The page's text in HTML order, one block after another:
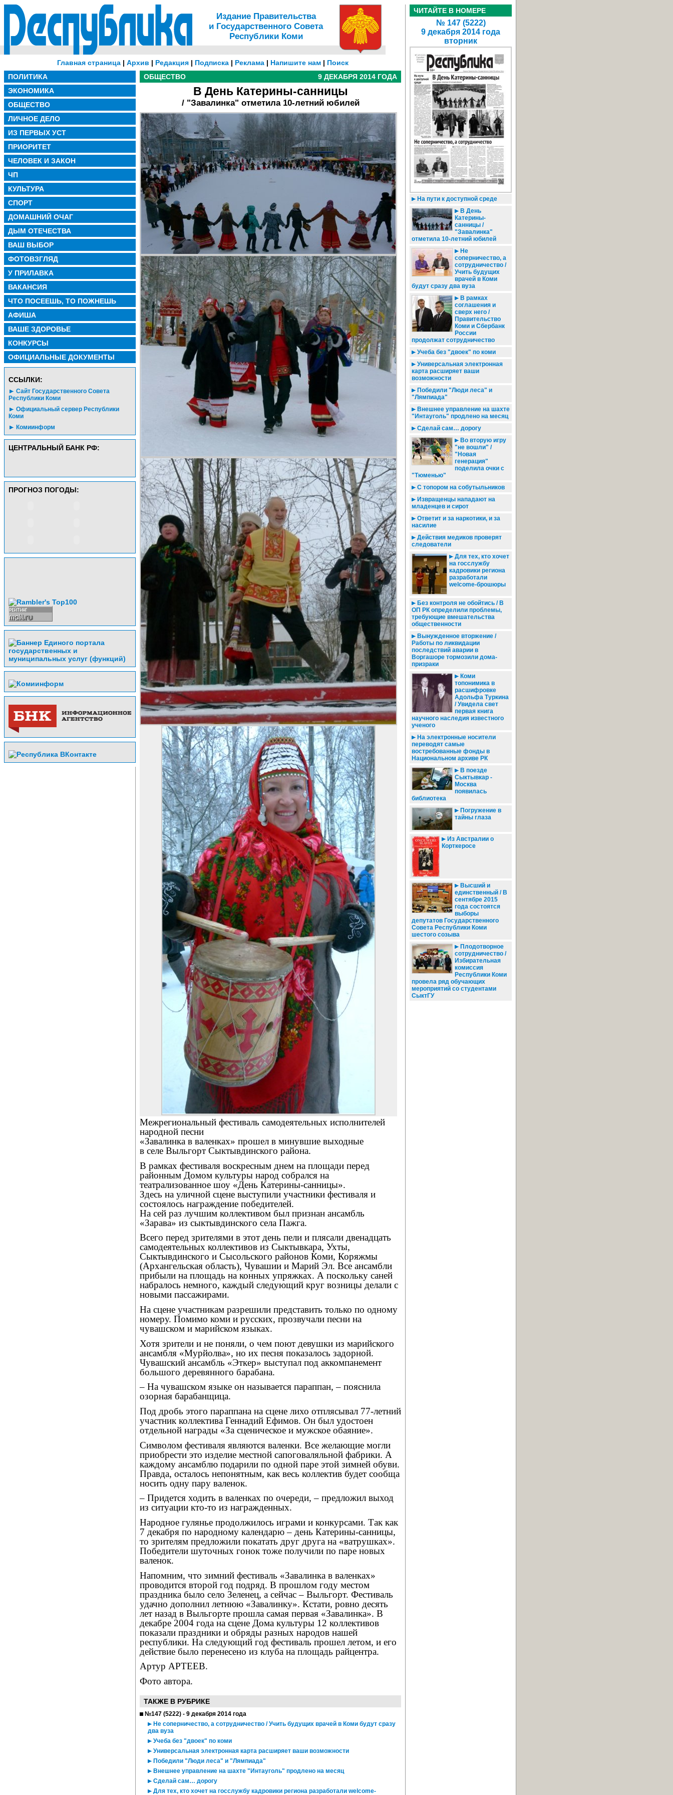
Издание Правительства
и Государственного Совета
Республики Коми
Главная страница| Архив | Редакция| Подписка| Реклама| Напишите нам| Поиск
ПОЛИТИКА
ЭКОНОМИКА
ОБЩЕСТВО
ЛИЧНОЕ ДЕЛО
ИЗ ПЕРВЫХ УСТ
ПРИОРИТЕТ
ЧЕЛОВЕК И ЗАКОН
ЧП
КУЛЬТУРА
СПОРТ
ДОМАШНИЙ ОЧАГ
ДЫМ ОТЕЧЕСТВА
ВАШ ВЫБОР
ФОТОВЗГЛЯД
У ПРИЛАВКА
ВАКАНСИЯ
ЧТО ПОСЕЕШЬ, ТО ПОЖНЕШЬ
АФИША
ВАШЕ ЗДОРОВЬЕ
КОНКУРСЫ
ОФИЦИАЛЬНЫЕ ДОКУМЕНТЫ
CСЫЛКИ:
Сайт Государственного Совета
Республики Коми
Официальный сервер Республики
Коми
Комиинформ
ЦЕНТРАЛЬНЫЙ БАНК РФ:
ПРОГНОЗ ПОГОДЫ:
ОБЩЕСТВО 9 ДЕКАБРЯ 2014 ГОДА
В День Катерины-санницы
/ "Завалинка" отметила 10-летний юбилей
Межрегиональный фестиваль самодеятельных исполнителей
народной песни
«Завалинка в валенках» прошел в минувшие выходные
в селе Выльгорт Сыктывдинского района.
В рамках фестиваля воскресным днем на площади перед
районным Домом культуры народ собрался на
театрализованное шоу «День Катерины-санницы».
Здесь на уличной сцене выступили участники фестиваля и
состоялось награждение победителей.
На сей раз лучшим коллективом был признан ансамбль
«Зарава» из сыктывдинского села Пажга.
Всего перед зрителями в этот день пели и плясали двенадцать
самодеятельных коллективов из Сыктывкара, Ухты,
Сыктывдинского и Сысольского районов Коми, Коряжмы
(Архангельская область), Чувашии и Марий Эл. Все ансамбли
прибыли на площадь на конных упряжках. А поскольку саней
набралось немного, каждый следующий круг возницы делали с
новыми пассажирами.
На сцене участникам разрешили представить только по одному
номеру. Помимо коми и русских, прозвучали песни на
чувашском и марийском языках.
Хотя зрители и не поняли, о чем поют девушки из марийского
ансамбля «Мурйолва», но их песня показалось задорной.
Чувашский ансамбль «Эткер» выступал под аккомпанемент
большого деревянного барабана.
– На чувашском языке он называется параппан, – пояснила
озорная барабанщица.
Под дробь этого параппана на сцене лихо отплясывал 77-летний
участник коллектива Геннадий Ефимов. Он был удостоен
отдельной награды «За сценическое и мужское обаяние».
Символом фестиваля являются валенки. Все желающие могли
приобрести это изделие местной сапоговаляльной фабрики. А
каждому ансамблю подарили по одной паре этой зимней обуви.
Правда, осталось непонятным, как весь коллектив будет сообща
носить одну пару валенок.
– Придется ходить в валенках по очереди, – предложил выход
из ситуации кто-то из награжденных.
Народное гулянье продолжилось играми и конкурсами. Так как
7 декабря по народному календарю – день Катерины-санницы,
то зрителям предложили покатать друг друга на «ватрушках».
Победители шуточных гонок тоже получили по паре новых
валенок.
Напомним, что зимний фестиваль «Завалинка в валенках»
проводится второй год подряд. В прошлом году местом
праздника было село Зеленец, а сейчас – Выльгорт. Фестиваль
удачно дополнил летнюю «Завалинку». Кстати, ровно десять
лет назад в Выльгорте прошла самая первая «Завалинка». В
декабре 2004 года на сцене Дома культуры 12 коллективов
показали праздники и обряды разных народов нашей
республики. На следующий год фестиваль прошел летом, и его
действие было перенесено из клуба на площадь райцентра.
Артур АРТЕЕВ.
Фото автора.
ТАКЖЕ В РУБРИКЕ
№147 (5222) - 9 декабря 2014 года
Не соперничество, а сотрудничество / Учить будущих врачей в Коми будут сразу
два вуза
Учеба без "двоек" по коми
Универсальная электронная карта расширяет ваши возможности
Победили "Люди леса" и "Лямпиада"
Внешнее управление на шахте "Интауголь" продлено на месяц
Сделай сам… дорогу
Для тех, кто хочет на госслужбу кадровики региона разработали welcome-
ЧИТАЙТЕ В НОМЕРЕ
№ 147 (5222)
9 декабря 2014 года
вторник
На пути к доступной среде
В День
Катерины-
санницы /
"Завалинка"
отметила 10-летний юбилей
Не
соперничество, а
сотрудничество /
Учить будущих
врачей в Коми
будут сразу два вуза
В рамках
соглашения и
сверх него /
Правительство
Коми и Сбербанк
России
продолжат сотрудничество
Учеба без "двоек" по коми
Универсальная электронная
карта расширяет ваши
возможности
Победили "Люди леса" и
"Лямпиада"
Внешнее управление на шахте
"Интауголь" продлено на месяц
Сделай сам… дорогу
Во вторую игру
"не вошли" /
"Новая
генерация"
поделила очки с
"Тюменью"
С топором на собутыльников
Извращенцы нападают на
младенцев и сирот
Ответит и за наркотики, и за
насилие
Действия медиков проверят
следователи
Для тех, кто хочет
на госслужбу
кадровики региона
разработали
welcome-брошюры
Без контроля не обойтись / В
ОП РК определили проблемы,
требующие вмешательства
общественности
Вынужденное вторжение /
Работы по ликвидации
последствий аварии в
Воргашоре тормозили дома-
призраки
Коми
топонимика в
расшифровке
Адольфа Туркина
/ Увидела свет
первая книга
научного наследия известного
ученого
На электронные носители
переводят самые
востребованные фонды в
Национальном архиве РК
В поезде
Сыктывкар -
Москва
появилась
библиотека
Погружение в
тайны глаза
Из Австралии о
Корткеросе
Высший и
единственный / В
сентябре 2015
года состоятся
выборы
депутатов Государственного
Совета Республики Коми
шестого созыва
Плодотворное
сотрудничество /
Избирательная
комиссия
Республики Коми
провела ряд обучающих
мероприятий со студентами
СыктГУ